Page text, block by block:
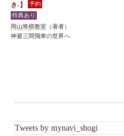
き-】
岡山将棋教室 （著者）
神避三間飛車の世界へ
Tweets by mynavi_shogi